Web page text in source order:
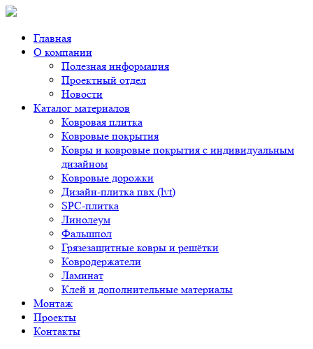
Главная
О компании
Полезная информация
Проектный отдел
Новости
Каталог материалов
Ковровая плитка
Ковровые покрытия
Ковры и ковровые покрытия с индивидуальным
дизайном
Ковровые дорожки
Дизайн-плитка пвх (lvt)
SPC-плитка
Линолеум
Фальшпол
Грязезащитные ковры и решётки
Ковродержатели
Ламинат
Клей и дополнительные материалы
Монтаж
Проекты
Контакты